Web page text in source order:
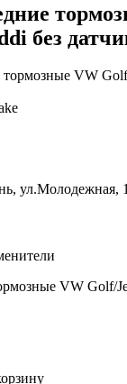
без
ул.Молодежная,
VW Golf/